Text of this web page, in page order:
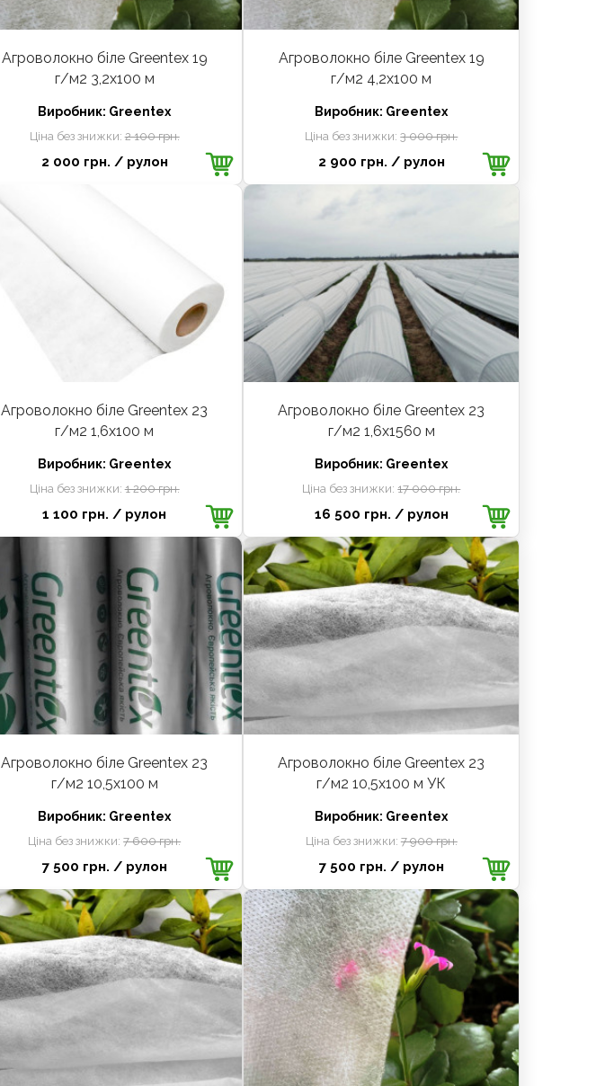
Агроволокно біле Greentex 19
г/м2 3,2x100 м
Виробник: Greentex
Ціна без знижки:2 100 грн.
2 000 грн. / рулон
Агроволокно біле Greentex 19
г/м2 4,2x100 м
Виробник: Greentex
Ціна без знижки:3 000 грн.
2 900 грн. / рулон
Агроволокно біле Greentex 23
г/м2 1,6x100 м
Виробник: Greentex
Ціна без знижки:1 200 грн.
1 100 грн. / рулон
Агроволокно біле Greentex 23
г/м2 1,6x1560 м
Виробник: Greentex
Ціна без знижки:17 000 грн.
16 500 грн. / рулон
Агроволокно біле Greentex 23
г/м2 10,5x100 м
Виробник: Greentex
Ціна без знижки:7 600 грн.
7 500 грн. / рулон
Агроволокно біле Greentex 23
г/м2 10,5x100 м УК
Виробник: Greentex
Ціна без знижки: 7 900 грн.
7 500 грн. / рулон